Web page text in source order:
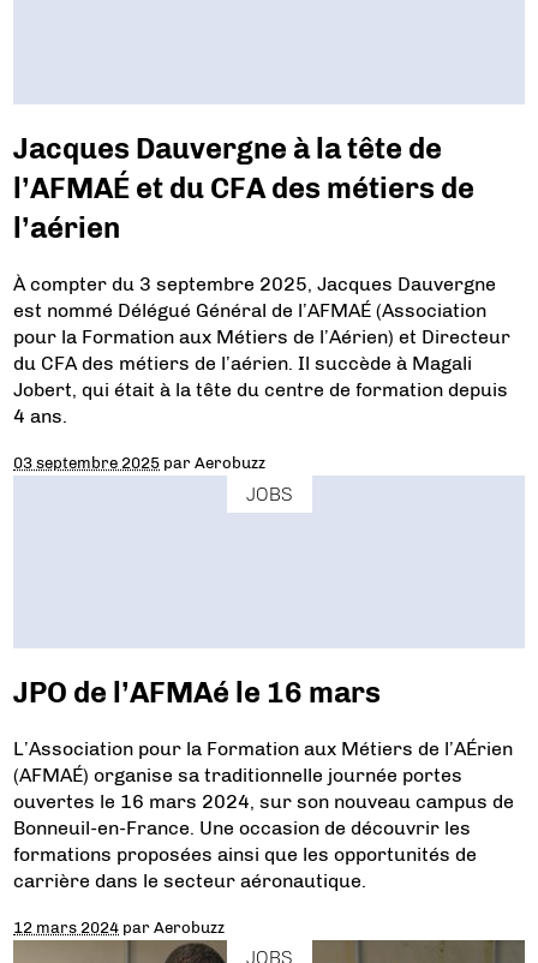
Jacques Dauvergne à la tête de
l’AFMAÉ et du CFA des métiers de
l’aérien
À compter du 3 septembre 2025, Jacques Dauvergne
est nommé Délégué Général de l’AFMAÉ (Association
pour la Formation aux Métiers de l’Aérien) et Directeur
du CFA des métiers de l’aérien. Il succède à Magali
Jobert, qui était à la tête du centre de formation depuis
4 ans.
03 septembre 2025 parAerobuzz
JOBS
JPO de l’AFMAé le 16 mars
L’Association pour la Formation aux Métiers de l’AÉrien
(AFMAÉ) organise sa traditionnelle journée portes
ouvertes le 16 mars 2024, sur son nouveau campus de
Bonneuil-en-France. Une occasion de découvrir les
formations proposées ainsi que les opportunités de
carrière dans le secteur aéronautique.
12 mars 2024 parAerobuzz
JOBS